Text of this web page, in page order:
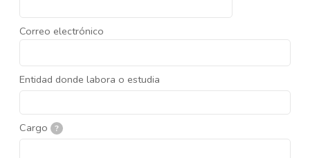
Correo electrónico
Entidad donde labora o estudia
Cargo ?